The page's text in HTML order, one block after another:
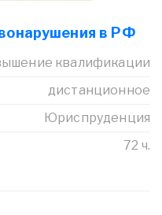
в РФ
квалификации
дистанционное
Юриспруденция
72 ч.